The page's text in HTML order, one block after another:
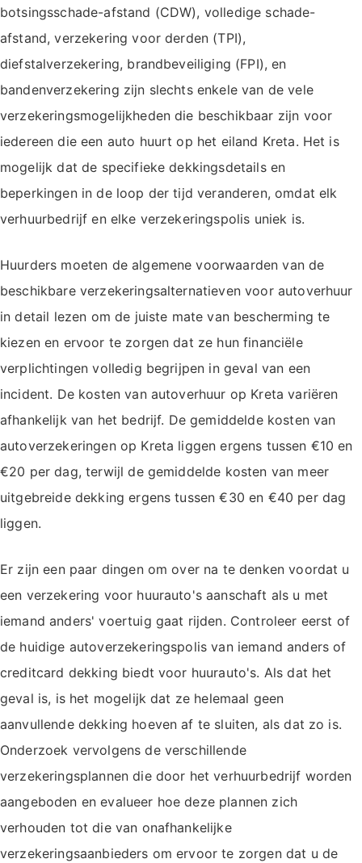
botsingsschade-afstand (CDW), volledige schade-
afstand, verzekering voor derden (TPI),
diefstalverzekering, brandbeveiliging (FPI), en
bandenverzekering zijn slechts enkele van de vele
verzekeringsmogelijkheden die beschikbaar zijn voor
iedereen die een auto huurt op het eiland Kreta. Het is
mogelijk dat de specifieke dekkingsdetails en
beperkingen in de loop der tijd veranderen, omdat elk
verhuurbedrijf en elke verzekeringspolis uniek is.
Huurders moeten de algemene voorwaarden van de
beschikbare verzekeringsalternatieven voor autoverhuur
in detail lezen om de juiste mate van bescherming te
kiezen en ervoor te zorgen dat ze hun financiële
verplichtingen volledig begrijpen in geval van een
incident. De kosten van autoverhuur op Kreta variëren
afhankelijk van het bedrijf. De gemiddelde kosten van
autoverzekeringen op Kreta liggen ergens tussen €10 en
€20 per dag, terwijl de gemiddelde kosten van meer
uitgebreide dekking ergens tussen €30 en €40 per dag
liggen.
Er zijn een paar dingen om over na te denken voordat u
een verzekering voor huurauto's aanschaft als u met
iemand anders' voertuig gaat rijden. Controleer eerst of
de huidige autoverzekeringspolis van iemand anders of
creditcard dekking biedt voor huurauto's. Als dat het
geval is, is het mogelijk dat ze helemaal geen
aanvullende dekking hoeven af te sluiten, als dat zo is.
Onderzoek vervolgens de verschillende
verzekeringsplannen die door het verhuurbedrijf worden
aangeboden en evalueer hoe deze plannen zich
verhouden tot die van onafhankelijke
verzekeringsaanbieders om ervoor te zorgen dat u de